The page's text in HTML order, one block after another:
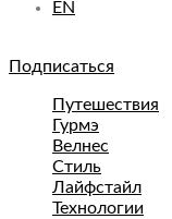
EN
Подписаться
Путешествия
Гурмэ
Велнес
Стиль
Лайфстайл
Технологии